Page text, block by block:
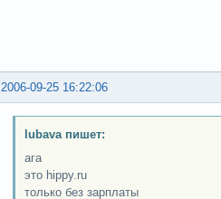
2006-09-25 16:22:06
lubava пишет:
ага
это hippy.ru
только без зарплаты